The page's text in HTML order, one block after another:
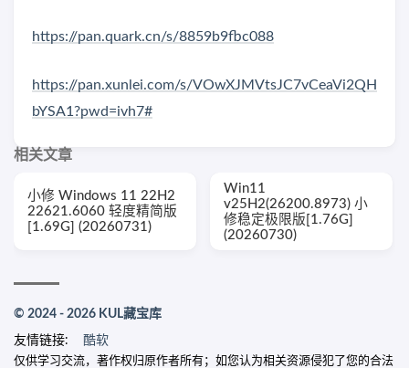
https://pan.quark.cn/s/8859b9fbc088
https://pan.xunlei.com/s/VOwXJMVtsJC7vCeaVi2QH
bYSA1?pwd=ivh7#
相关文章
小修 Windows 11 22H2
22621.6060 轻度精简版
[1.69G] (20260731)
Win11
v25H2(26200.8973) 小
修稳定极限版[1.76G]
(20260730)
© 2024 - 2026 KUL藏宝库
友情链接: 酷软
仅供学习交流，著作权归原作者所有；如您认为相关资源侵犯了您的合法